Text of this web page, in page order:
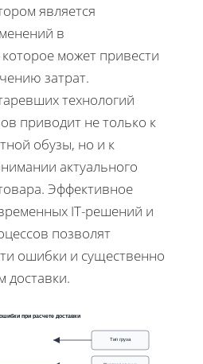
является
в
может привести
затрат.
технологий
приводит не только к
обузы, но и к
актуального
Эффективное
IT-решений и
позволят
ошибки и существенно
доставки.
при расчете доставки
Тип груза